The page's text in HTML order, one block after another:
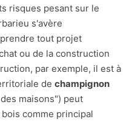
risques pesant sur le
s'avère
tout projet
ou de la construction
par exemple, il est à
de champignon
maisons") peut
comme principal